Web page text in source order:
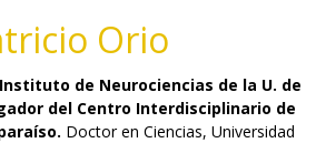
Orio
de Neurociencias de la U. de
del Centro Interdisciplinario de
Doctor en Ciencias, Universidad